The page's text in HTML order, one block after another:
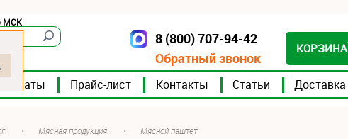
МСК
Прайс-лист Контакты Статьи Доставка
8 (800) 707-94-42
Обратный звонок
КОРЗИНА
• Мясная продукция • Мясной паштет